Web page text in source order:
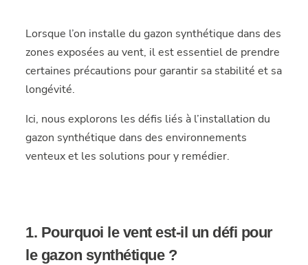
Lorsque l’on installe du gazon synthétique dans des
zones exposées au vent, il est essentiel de prendre
certaines précautions pour garantir sa stabilité et sa
longévité.
Ici, nous explorons les défis liés à l’installation du
gazon synthétique dans des environnements
venteux et les solutions pour y remédier.
1. Pourquoi le vent est-il un défi pour
le gazon synthétique ?